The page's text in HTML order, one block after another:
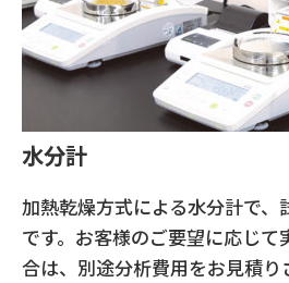
水分計
加熱乾燥方式による水分計で
です。お客様のご要望に応じて
合は、別途分析費用をお見積り